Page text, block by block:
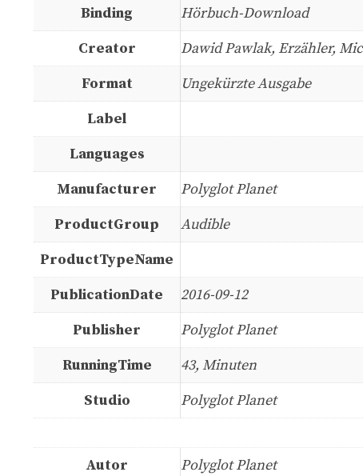
Binding
Hörbuch-Download
Creator
Dawid Pawlak, Erzähler,
Format
Ungekürzte Ausgabe
Label
Languages
Manufacturer
Polyglot Planet
ProductGroup
Audible
ProductTypeName
PublicationDate
2016-09-12
Publisher
Polyglot Planet
RunningTime
43, Minuten
Studio
Polyglot Planet
Autor
Polyglot Planet